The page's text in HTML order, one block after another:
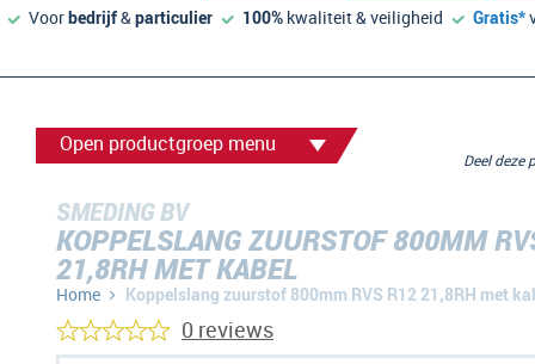
Voorbedrijf&particulier 100% kwaliteit & veiligheid Gratis*
Open productgroep menu
SMEDING BV
KOPPELSLANG ZUURSTOF 800MM
21,8RH MET KABEL
Home Koppelslang zuurstof 800mm RVS R12 21,8RH met
Deel
0 reviews